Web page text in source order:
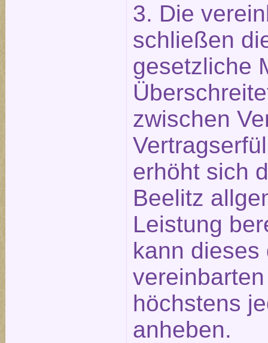
3. Die
schließen
gesetzliche
zwischen
erhöht sich
Beelitz
Leistung
kann dieses
höchstens
anheben.